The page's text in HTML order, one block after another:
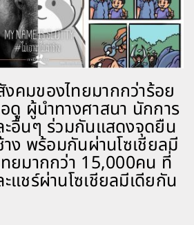
คมของไทยมากกว่าร้อย
ดู ผู้นำทางศาสนา นักการ
อื่นๆ ร่วมกันแสดงจุดยืน
าง พร้อมกันผ่านโซเชียลมี
ยมากกว่า 15,000คน ที่
แชร์ผ่านโซเชียลมีเดียกัน